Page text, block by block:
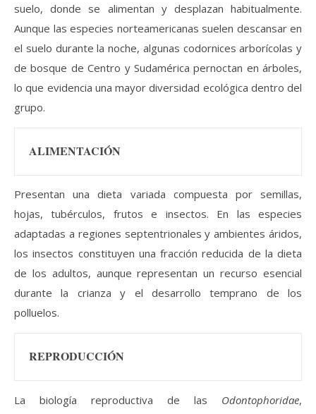
suelo, donde se alimentan y desplazan habitualmente.
Aunque las especies norteamericanas suelen descansar en
el suelo durante la noche, algunas codornices arborícolas y
de bosque de Centro y Sudamérica pernoctan en árboles,
lo que evidencia una mayor diversidad ecológica dentro del
grupo.
ALIMENTACIÓN
Presentan una dieta variada compuesta por semillas,
hojas, tubérculos, frutos e insectos. En las especies
adaptadas a regiones septentrionales y ambientes áridos,
los insectos constituyen una fracción reducida de la dieta
de los adultos, aunque representan un recurso esencial
durante la crianza y el desarrollo temprano de los
polluelos.
REPRODUCCIÓN
La biología reproductiva de las Odontophoridae,